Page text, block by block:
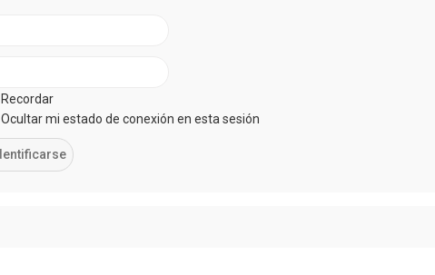
Recordar
Ocultar mi estado de conexión en esta sesión